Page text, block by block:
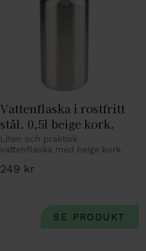
Vattenflaska i rostfritt
stål. 0,5l beige kork.
Liten och praktisk
vattenflaska med beige kork.
249 kr